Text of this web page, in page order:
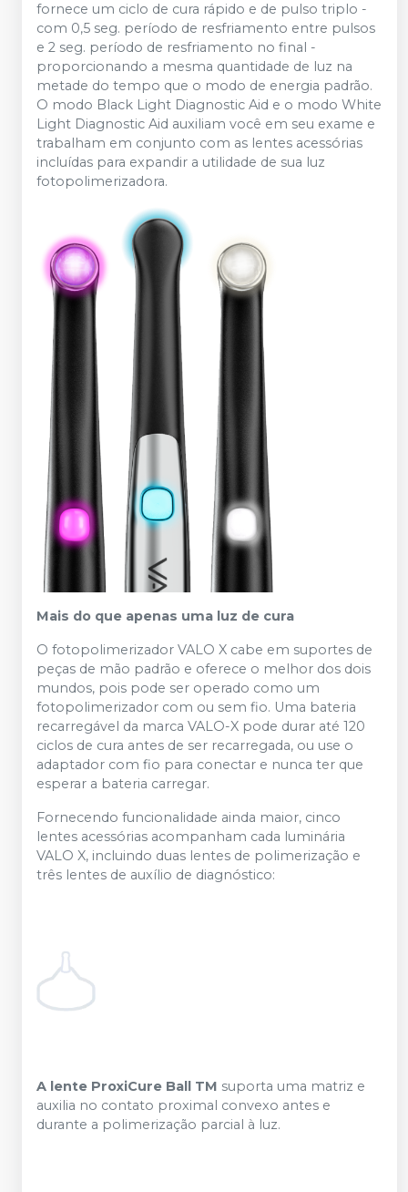
fornece um ciclo de cura rápido e de pulso triplo -
com 0,5 seg. período de resfriamento entre pulsos
e 2 seg. período de resfriamento no final -
proporcionando a mesma quantidade de luz na
metade do tempo que o modo de energia padrão.
O modo Black Light Diagnostic Aid e o modo White
Light Diagnostic Aid auxiliam você em seu exame e
trabalham em conjunto com as lentes acessórias
incluídas para expandir a utilidade de sua luz
fotopolimerizadora.
Mais do que apenas uma luz de cura
O fotopolimerizador VALO X cabe em suportes de
peças de mão padrão e oferece o melhor dos dois
mundos, pois pode ser operado como um
fotopolimerizador com ou sem fio. Uma bateria
recarregável da marca VALO-X pode durar até 120
ciclos de cura antes de ser recarregada, ou use o
adaptador com fio para conectar e nunca ter que
esperar a bateria carregar.
Fornecendo funcionalidade ainda maior, cinco
lentes acessórias acompanham cada luminária
VALO X, incluindo duas lentes de polimerização e
três lentes de auxílio de diagnóstico:
A lente ProxiCure Ball TM suporta uma matriz e
auxilia no contato proximal convexo antes e
durante a polimerização parcial à luz.